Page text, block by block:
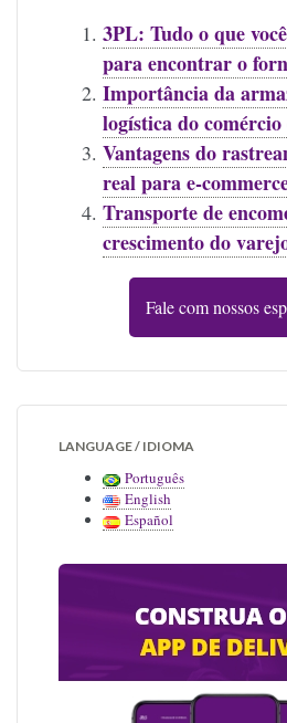
3PL: Tudo o que
para encontrar o
Importância da
logística do
Vantagens do
real para e-
Transporte de
crescimento do
Fale com nossos
LANGUAGE / IDIOMA
Português
English
Español